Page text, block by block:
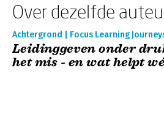
Over dezelfde
Achtergrond | Focus Learning
Leidinggeven onder
het mis - en wat helpt